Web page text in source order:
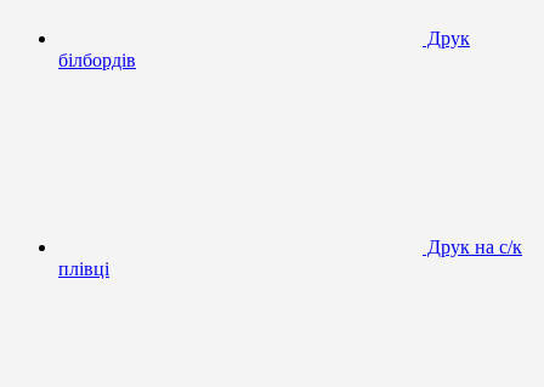
Друк
білбордів
Друк на с/к
плівці